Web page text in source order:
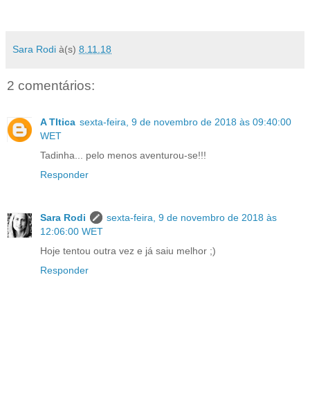
Sara Rodi à(s) 8.11.18
2 comentários:
A TItica sexta-feira, 9 de novembro de 2018 às 09:40:00
WET
Tadinha... pelo menos aventurou-se!!!
Responder
Sara Rodi
sexta-feira, 9 de novembro de 2018 às
12:06:00 WET
Hoje tentou outra vez e já saiu melhor ;)
Responder